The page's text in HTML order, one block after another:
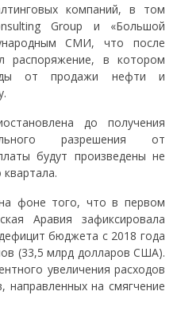
компаний, в том
Group и «Большой
СМИ, что после
распоряжение, в котором
от продажи нефти и
до получения
разрешения от
будут произведены не
фоне того, что в первом
Аравия зафиксировала
бюджета с 2018 года
(33,5 млрд долларов США).
увеличения расходов
направленных на смягчение